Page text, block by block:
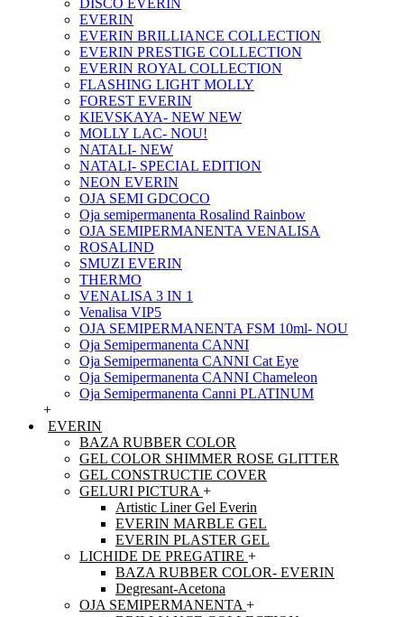
DISCO EVERIN
EVERIN
EVERIN BRILLIANCE COLLECTION
EVERIN PRESTIGE COLLECTION
EVERIN ROYAL COLLECTION
FLASHING LIGHT MOLLY
FOREST EVERIN
KIEVSKAYA- NEW NEW
MOLLY LAC- NOU!
NATALI- NEW
NATALI- SPECIAL EDITION
NEON EVERIN
OJA SEMI GDCOCO
Oja semipermanenta Rosalind Rainbow
OJA SEMIPERMANENTA VENALISA
ROSALIND
SMUZI EVERIN
THERMO
VENALISA 3 IN 1
Venalisa VIP5
OJA SEMIPERMANENTA FSM 10ml- NOU
Oja Semipermanenta CANNI
Oja Semipermanenta CANNI Cat Eye
Oja Semipermanenta CANNI Chameleon
Oja Semipermanenta Canni PLATINUM
+
EVERIN
BAZA RUBBER COLOR
GEL COLOR SHIMMER ROSE GLITTER
GEL CONSTRUCTIE COVER
GELURI PICTURA +
Artistic Liner Gel Everin
EVERIN MARBLE GEL
EVERIN PLASTER GEL
LICHIDE DE PREGATIRE +
BAZA RUBBER COLOR- EVERIN
Degresant-Acetona
OJA SEMIPERMANENTA +